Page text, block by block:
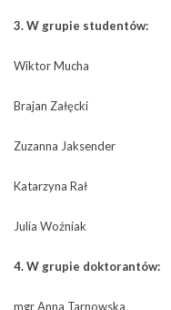
3. W grupie studentów:
Wiktor Mucha
Brajan Załęcki
Zuzanna Jaksender
Katarzyna Rał
Julia Woźniak
4. W grupie doktorantów:
mgr Anna Tarnowska